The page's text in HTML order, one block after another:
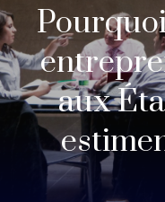
aux